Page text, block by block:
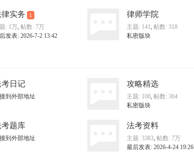
实务 1
: 1万, 帖数: 7万
发表: 2026-7-2 13:42
律师学院
主题: 141, 帖数: 318
私密版块
考日记
到外部地址
攻略精选
主题: 108, 帖数: 364
私密版块
考题库
到外部地址
法考资料
主题: 3383, 帖数: 7万
最后发表: 2026-4-24 19:26
2026年律师法修正草案，正在征求 ...